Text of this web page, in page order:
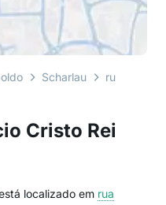
Cristo Rei
localizado em rua
Scharlau rua belém